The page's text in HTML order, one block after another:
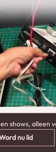
shows, alleen
nu lid